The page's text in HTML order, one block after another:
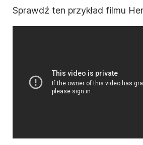
Sprawdź ten przykład filmu